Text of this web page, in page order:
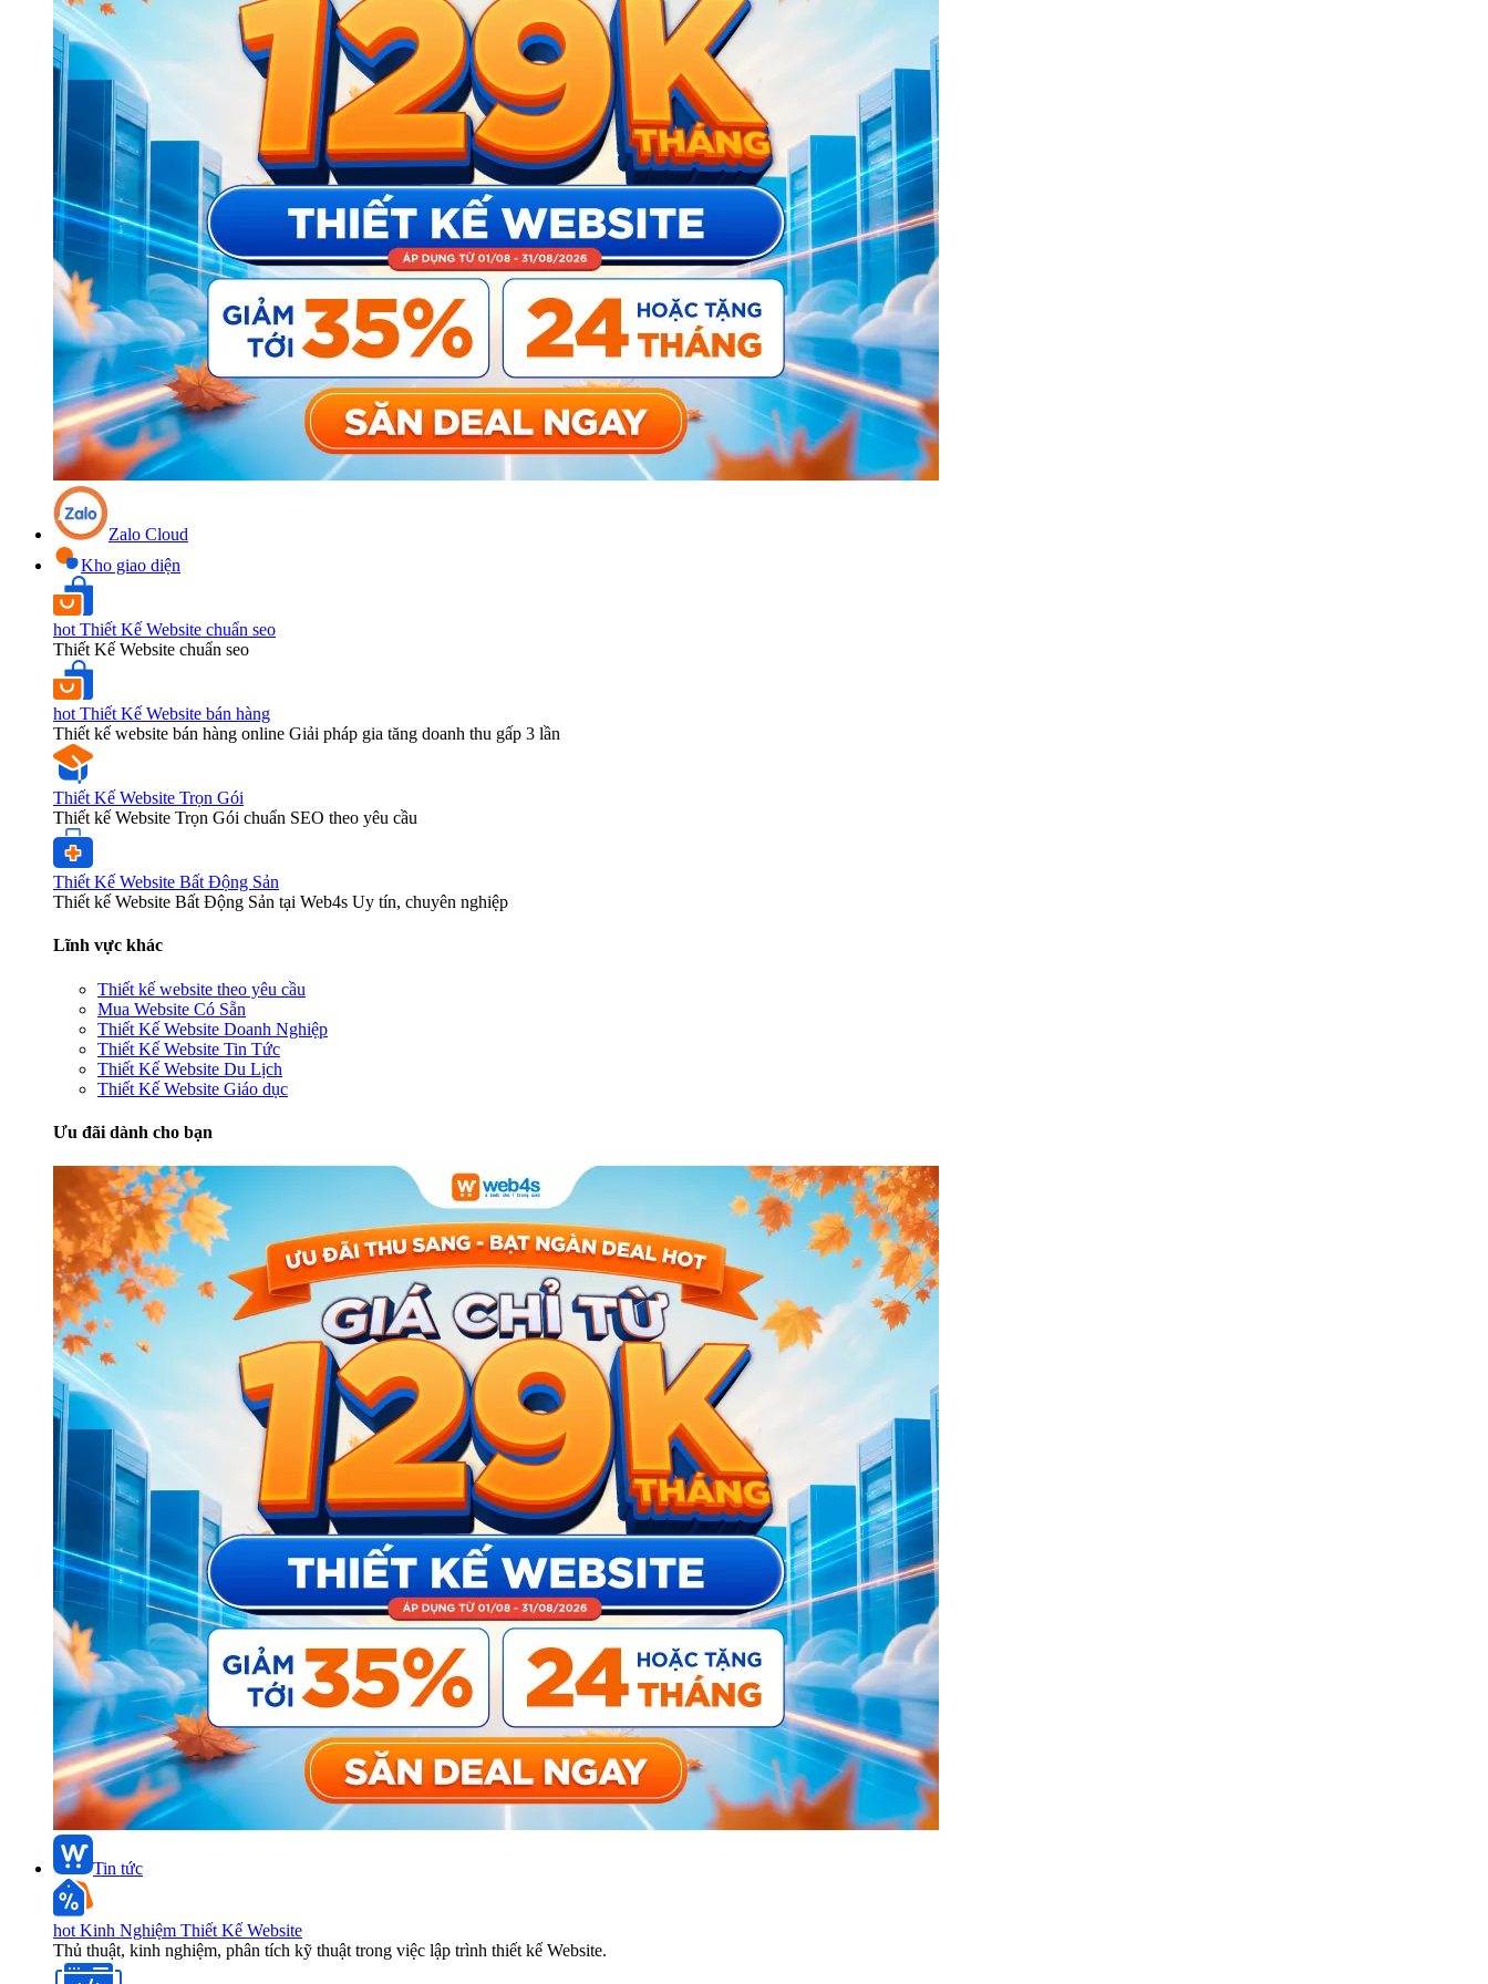
Zalo Cloud
Kho giao diện
hot Thiết Kế Website chuẩn seo
Thiết Kế Website chuẩn seo
hot Thiết Kế Website bán hàng
Thiết kế website bán hàng online Giải pháp gia tăng doanh thu gấp 3 lần
Thiết Kế Website Trọn Gói
Thiết kế Website Trọn Gói chuẩn SEO theo yêu cầu
Thiết Kế Website Bất Động Sản
Thiết kế Website Bất Động Sản tại Web4s Uy tín, chuyên nghiệp
Lĩnh vực khác
Thiết kế website theo yêu cầu
Mua Website Có Sẵn
Thiết Kế Website Doanh Nghiệp
Thiết Kế Website Tin Tức
Thiết Kế Website Du Lịch
Thiết Kế Website Giáo dục
Ưu đãi dành cho bạn
Tin tức
hot Kinh Nghiệm Thiết Kế Website
Thủ thuật, kinh nghiệm, phân tích kỹ thuật trong việc lập trình thiết kế Website.